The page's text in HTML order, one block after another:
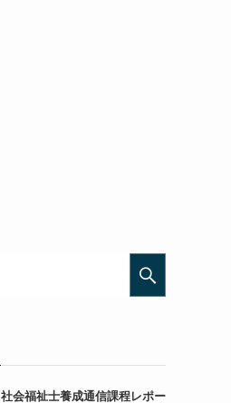
社会福祉士養成通信課程レポー